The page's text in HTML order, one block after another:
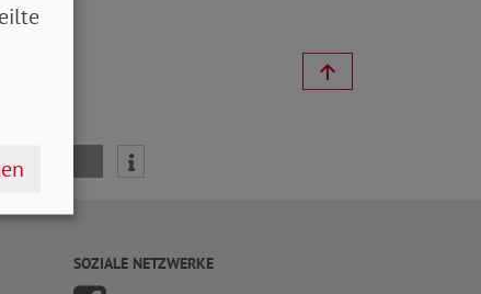
SOZIALE NETZWERKE